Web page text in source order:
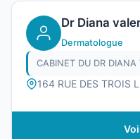
Dr Diana
Dermatologue
CABINET DU DR
164 RUE DES TROIS